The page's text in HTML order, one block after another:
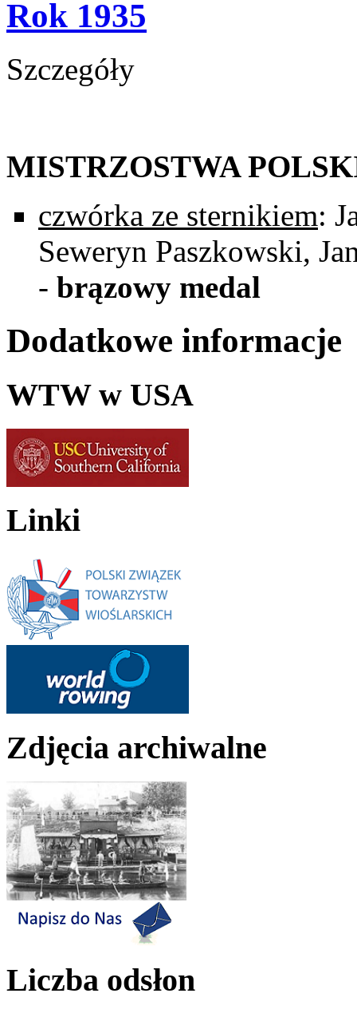
Rok 1935
Szczegóły
MISTRZOSTWA
czwórka ze sternikiem:
Seweryn Paszkowski,
- brązowy medal
Dodatkowe informacje
WTW w USA
Linki
Zdjęcia archiwalne
Liczba odsłon